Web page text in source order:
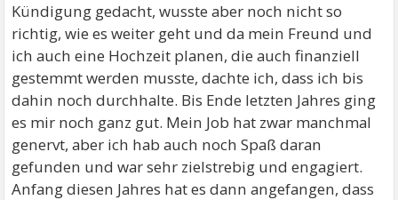
Kündigung gedacht, wusste aber noch nicht so
richtig, wie es weiter geht und da mein Freund und
ich auch eine Hochzeit planen, die auch finanziell
gestemmt werden musste, dachte ich, dass ich bis
dahin noch durchhalte. Bis Ende letzten Jahres ging
es mir noch ganz gut. Mein Job hat zwar manchmal
genervt, aber ich hab auch noch Spaß daran
gefunden und war sehr zielstrebig und engagiert.
Anfang diesen Jahres hat es dann angefangen, dass